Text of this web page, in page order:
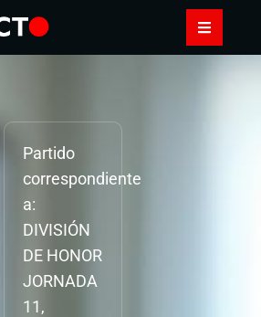
Partido
correspondiente
a:
DIVISIÓN
DE HONOR
JORNADA
11,